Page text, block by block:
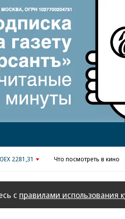
Реклама в «Ъ»
2281,31 Что посмотреть в кино
с правилами использования